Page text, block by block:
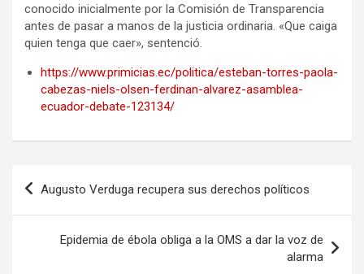
conocido inicialmente por la Comisión de Transparencia
antes de pasar a manos de la justicia ordinaria. «Que caiga
quien tenga que caer», sentenció.
https://www.primicias.ec/politica/esteban-torres-paola-
cabezas-niels-olsen-ferdinan-alvarez-asamblea-
ecuador-debate-123134/
Navegación
entradas
Augusto Verduga recupera sus derechos políticos
Epidemia de ébola obliga a la OMS a dar la voz de
alarma